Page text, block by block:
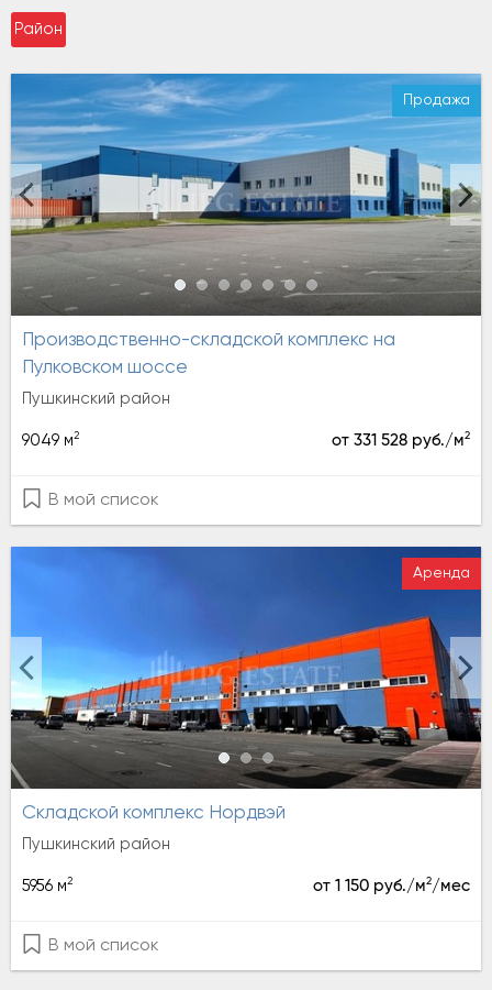
Район
Продажа
Пулковском шоссе
Пушкинский район
9049 м2 от 331 528 руб./м2
В мой список
Аренда
Складской комплекс Нордвэй
Пушкинский район
5956 м2 от 1 150 руб./м2/мес
В мой список